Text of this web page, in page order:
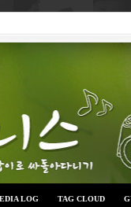
LOG TAG CLOUD